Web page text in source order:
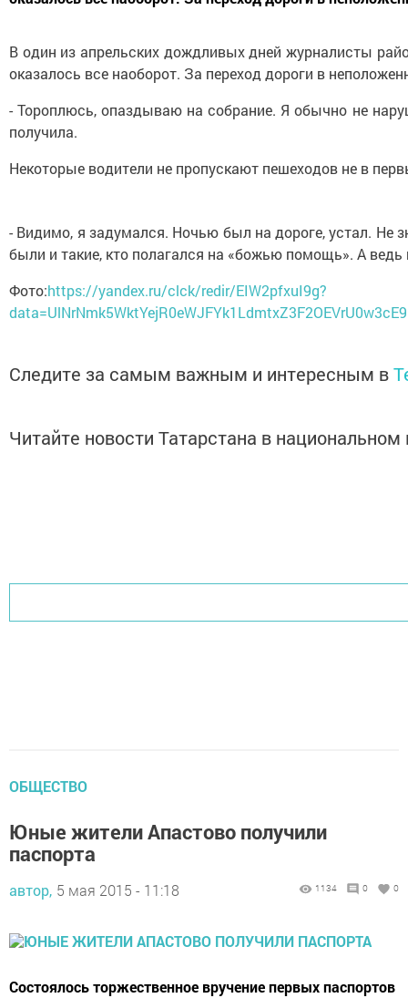
В один из апрельских дождливых дней журналисты
оказалось все наоборот. За переход дороги в
- Тороплюсь, опаздываю на собрание. Я обычно не
получила.
Некоторые водители не пропускают пешеходов не в
- Видимо, я задумался. Ночью был на дороге, устал. Не
были и такие, кто полагался на «божью помощь». А
Фото:https://yandex.ru/clck/redir/EIW2pfxuI9g?
Следите за самым важным и интересным в
Читайте новости Татарстана в
ОБЩЕСТВО
Юные жители Апастово получили
паспорта
автор, 5 мая 2015 - 11:18 1134 0 0
Состоялось торжественное вручение первых паспортов